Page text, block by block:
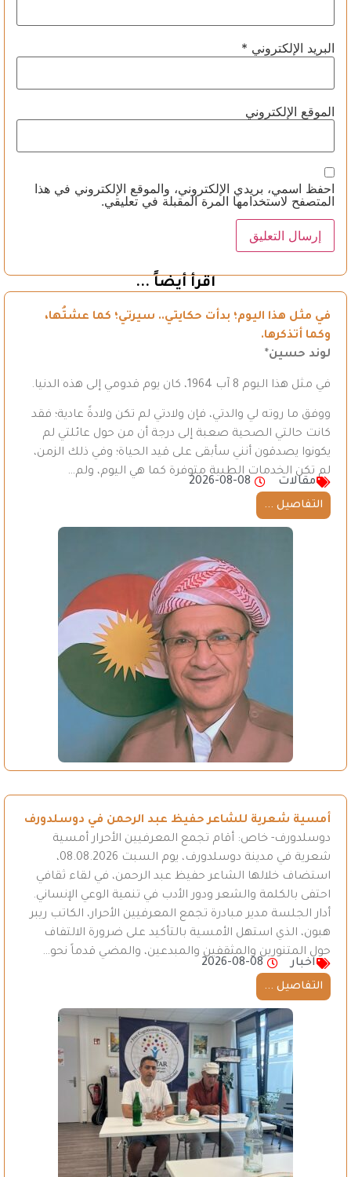
البريد الإلكتروني *
الموقع الإلكتروني
احفظ اسمي، بريدي الإلكتروني، والموقع الإلكتروني في هذا
المتصفح لاستخدامها المرة المقبلة في تعليقي.
اقرأ أيضاً ...
في مثل هذا اليوم؛ بدأت حكايتي.. سيرتي؛ كما عشتُها،
وكما أتذكرها.
لوند حسين*
في مثل هذا اليوم 8 آب 1964، كان يوم قدومي إلى هذه الدنيا.
ووفق ما روته لي والدتي، فإن ولادتي لم تكن ولادةً عادية؛ فقد
كانت حالتي الصحية صعبة إلى درجة أن من حول عائلتي لم
يكونوا يصدقون أنني سأبقى على قيد الحياة؛ وفي ذلك الزمن،
لم تكن الخدمات الطبية متوفرة كما هي اليوم، ولم…
مقالات
2026-08-08
التفاصيل ...
أمسية شعرية للشاعر حفيظ عبد الرحمن في دوسلدورف
دوسلدورف- خاص: أقام تجمع المعرفيين الأحرار أمسية
شعرية في مدينة دوسلدورف، يوم السبت 08.08.2026،
استضاف خلالها الشاعر حفيظ عبد الرحمن، في لقاء ثقافي
احتفى بالكلمة والشعر ودور الأدب في تنمية الوعي الإنساني.
أدار الجلسة مدير مبادرة تجمع المعرفيين الأحرار، الكاتب ريبر
هبون، الذي استهل الأمسية بالتأكيد على ضرورة الالتفاف
حول المتنورين والمثقفين والمبدعين، والمضي قدماً نحو…
اخبار
2026-08-08
التفاصيل ...